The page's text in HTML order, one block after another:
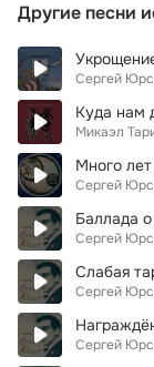
Другие песни
Сергей
Куда нам
Микаэл
Много
Сергей
Баллада
Сергей
Слабая
Сергей
Сергей